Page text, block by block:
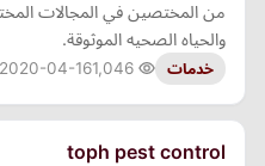
من المختصين في المجالات
والحياه الصحيه الموثوقة.
خدمات 2020-04-16
toph pest control